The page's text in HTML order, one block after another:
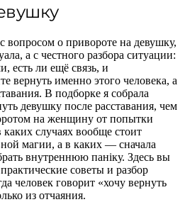
вопросом о привороте на девушку,
а с честного разбора ситуации:
есть ли ещё связь, и
вернуть именно этого человека, а
В подборке я собрала
девушку после расставания, чем
на женщину от попытки
случаях вообще стоит
магии, а в каких — сначала
внутреннюю паніку. Здесь вы
советы и разбор
человек говорит «хочу вернуть
из отчаяния.